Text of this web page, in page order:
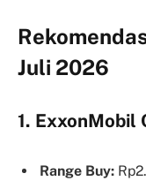
Juli 2026
1. ExxonMobil
Range Buy: